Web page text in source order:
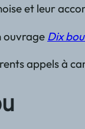
et leur
ouvrage Dix
appels à